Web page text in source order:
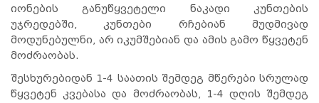
იონების განუწყვეტელი ნაკადი კუნთების
უჯრედებში, კუნთები რჩებიან მუდმივად
მოდუნებულნი, არ იკუმშებიან და ამის გამო წყვეტენ
მოძრაობას.
შესხურებიდან 1-4 საათის შემდეგ მწერები სრულად
წყვეტენ კვებასა და მოძრაობას, 1-4 დღის შემდეგ